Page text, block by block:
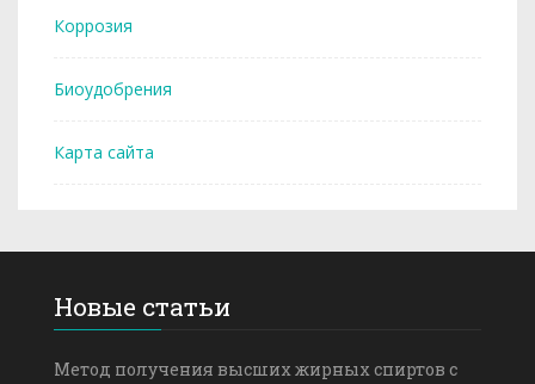
Коррозия
Биоудобрения
Карта сайта
Новые статьи
Метод получения высших жирных спиртов с